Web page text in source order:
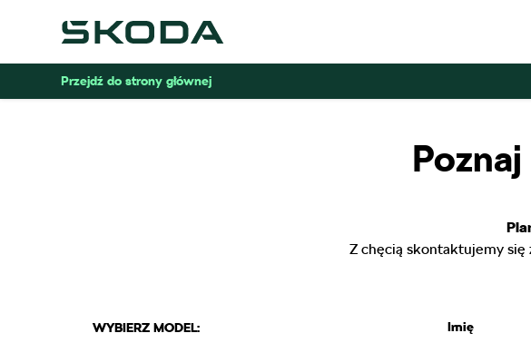
Przejdź do strony głównej
Z chęcią skontaktujemy się
WYBIERZ MODEL: Imię